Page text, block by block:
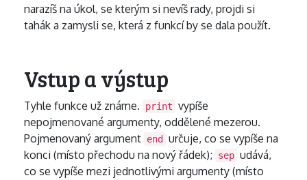
narazíš na úkol, se kterým si nevíš rady, projdi si
tahák a zamysli se, která z funkcí by se dala použít.
Vstup a výstup
Tyhle funkce už známe. print vypíše
nepojmenované argumenty, oddělené mezerou.
Pojmenovaný argument end
určuje, co se vypíše na
konci (místo přechodu na nový řádek);
sep udává,
co se vypíše mezi jednotlivými argumenty (místo